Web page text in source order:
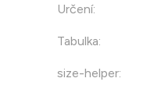
Určení:
Tabulka:
size-helper: